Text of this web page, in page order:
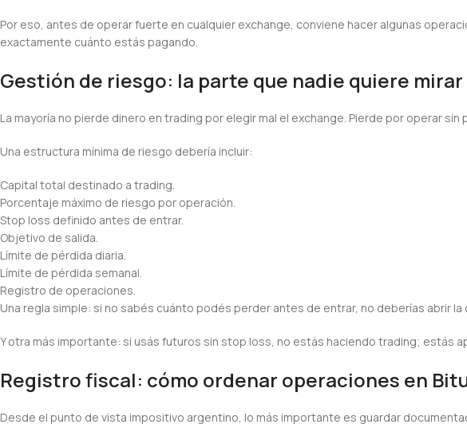
Por eso, antes de operar fuerte en cualquier exchange, conviene hacer algunas
exactamente cuánto estás pagando.
Gestión de riesgo: la parte que nadie quiere mirar
La mayoría no pierde dinero en trading por elegir mal el exchange. Pierde por operar sin
Una estructura mínima de riesgo debería incluir:
Capital total destinado a trading.
Porcentaje máximo de riesgo por operación.
Stop loss definido antes de entrar.
Objetivo de salida.
Límite de pérdida diaria.
Límite de pérdida semanal.
Registro de operaciones.
Una regla simple: si no sabés cuánto podés perder antes de entrar, no deberías abrir la
Y otra más importante: si usás futuros sin stop loss, no estás haciendo trading; estás
Registro fiscal: cómo ordenar operaciones en
Desde el punto de vista impositivo argentino, lo más importante es guardar